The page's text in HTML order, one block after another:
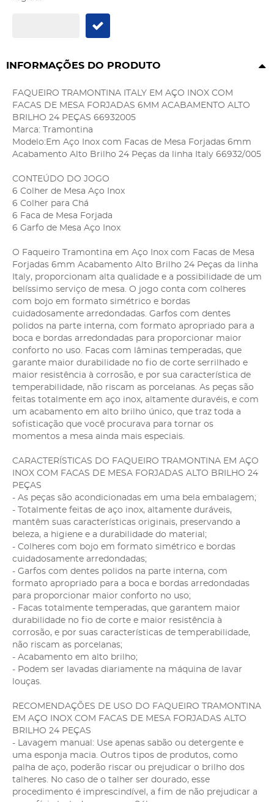
INFORMAÇÕES DO PRODUTO
FAQUEIRO TRAMONTINA ITALY EM AÇO INOX COM
FACAS DE MESA FORJADAS 6MM ACABAMENTO ALTO
BRILHO 24 PEÇAS 66932005
Marca: Tramontina
Modelo:Em Aço Inox com Facas de Mesa Forjadas 6mm
Acabamento Alto Brilho 24 Peças da linha Italy 66932/005
CONTEÚDO DO JOGO
6 Colher de Mesa Aço Inox
6 Colher para Chá
6 Faca de Mesa Forjada
6 Garfo de Mesa Aço Inox
O Faqueiro Tramontina em Aço Inox com Facas de Mesa
Forjadas 6mm Acabamento Alto Brilho 24 Peças da linha
Italy, proporcionam alta qualidade e a possibilidade de um
belíssimo serviço de mesa. O jogo conta com colheres
com bojo em formato simétrico e bordas
cuidadosamente arredondadas. Garfos com dentes
polidos na parte interna, com formato apropriado para a
boca e bordas arredondadas para proporcionar maior
conforto no uso. Facas com lâminas temperadas, que
garante maior durabilidade no fio de corte serrilhado e
maior resistência à corrosão, e por sua característica de
temperabilidade, não riscam as porcelanas. As peças são
feitas totalmente em aço inox, altamente duravéis, e com
um acabamento em alto brilho único, que traz toda a
sofisticação que você procurava para tornar os
momentos a mesa ainda mais especiais.
CARACTERÍSTICAS DO FAQUEIRO TRAMONTINA EM AÇO
INOX COM FACAS DE MESA FORJADAS ALTO BRILHO 24
PEÇAS
- As peças são acondicionadas em uma bela embalagem;
- Totalmente feitas de aço inox, altamente duráveis,
mantêm suas características originais, preservando a
beleza, a higiene e a durabilidade do material;
- Colheres com bojo em formato simétrico e bordas
cuidadosamente arredondadas;
- Garfos com dentes polidos na parte interna, com
formato apropriado para a boca e bordas arredondadas
para proporcionar maior conforto no uso;
- Facas totalmente temperadas, que garantem maior
durabilidade no fio de corte e maior resistência à
corrosão, e por suas características de temperabilidade,
não riscam as porcelanas;
- Acabamento em alto brilho;
- Podem ser lavadas diariamente na máquina de lavar
louças.
RECOMENDAÇÕES DE USO DO FAQUEIRO TRAMONTINA
EM AÇO INOX COM FACAS DE MESA FORJADAS ALTO
BRILHO 24 PEÇAS
- Lavagem manual: Use apenas sabão ou detergente e
uma esponja macia. Outros tipos de produtos, como
palha de aço, poderão riscar ou prejudicar o brilho dos
talheres. No caso de o talher ser dourado, esse
procedimento é imprescindível, a fim de não prejudicar a